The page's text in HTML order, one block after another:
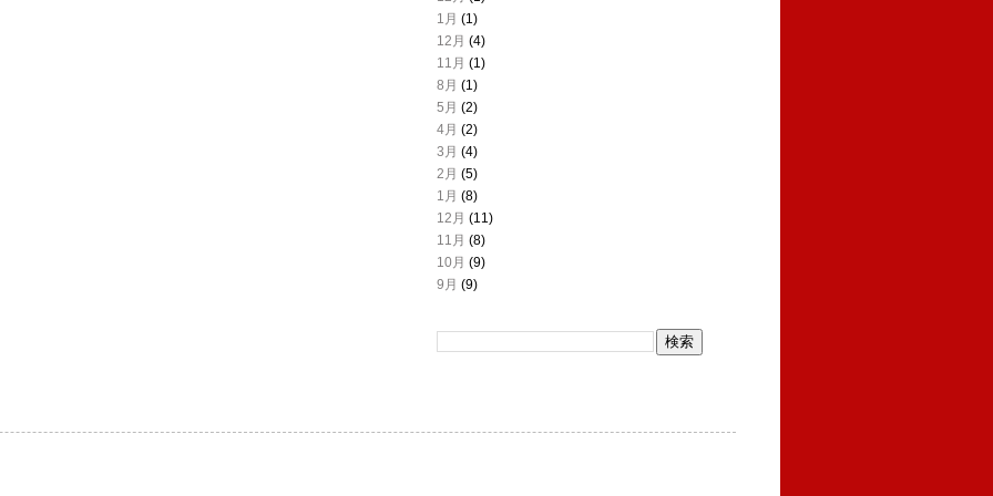
1月 (1)
12月 (4)
11月 (1)
8月 (1)
5月 (2)
4月 (2)
3月 (4)
2月 (5)
1月 (8)
12月 (11)
11月 (8)
10月 (9)
9月 (9)